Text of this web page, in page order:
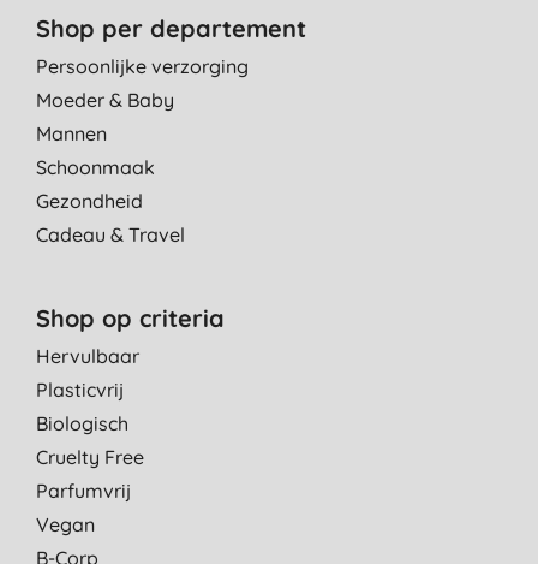
Shop per departement
Persoonlijke verzorging
Moeder & Baby
Mannen
Schoonmaak
Gezondheid
Cadeau & Travel
Shop op criteria
Hervulbaar
Plasticvrij
Biologisch
Cruelty Free
Parfumvrij
Vegan
B-Corp